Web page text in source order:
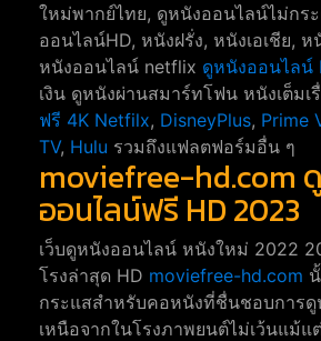
ใหม่พากย์ไทย, ดูหนังออนไลน์ไม่กร
ออนไลน์HD, หนังฝรั่ง, หนังเอเชีย,
หนังออนไลน์ netflix ดูหนังออนไลน์
เงิน ดูหนังผ่านสมาร์ทโฟน หนังเต็มเ
ฟรี 4K Netfilx, DisneyPlus, Prime
TV, Hulu รวมถึงแฟลตฟอร์มอื่น ๆ
moviefree-hd.com
ออนไลน์ฟรี HD 2023
เว็บดูหนังออนไลน์ หนังใหม่ 2022
โรงล่าสุด HD moviefree-hd.com
กระแสสำหรับคอหนังที่ชื่นชอบการ
เหนือจากในโรงภาพยนต์ไม่เว้นแม้